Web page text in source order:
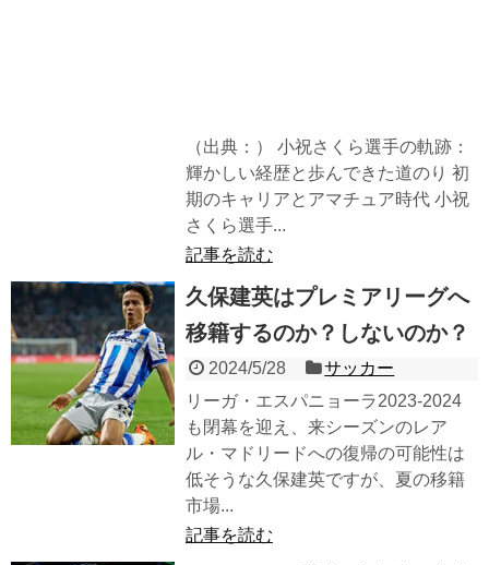
（出典：） 小祝さくら選手の軌跡：
輝かしい経歴と歩んできた道のり 初
期のキャリアとアマチュア時代 小祝
さくら選手...
記事を読む
久保建英はプレミアリーグへ
移籍するのか？しないのか？
2024/5/28
サッカー
リーガ・エスパニョーラ2023-2024
も閉幕を迎え、来シーズンのレア
ル・マドリードへの復帰の可能性は
低そうな久保建英ですが、夏の移籍
市場...
記事を読む